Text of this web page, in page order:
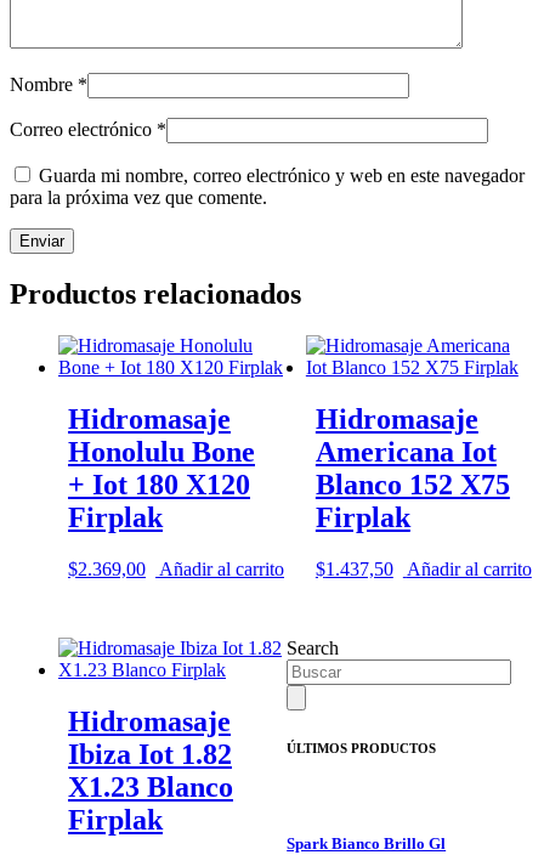
Nombre *
Correo electrónico *
Guarda mi nombre, correo electrónico y web en este navegador
para la próxima vez que comente.
Productos relacionados
Hidromasaje
Honolulu Bone
+ Iot 180 X120
Firplak
$2.369,00 Añadir al carrito
Hidromasaje
Americana Iot
Blanco 152 X75
Firplak
$1.437,50 Añadir al carrito
Hidromasaje
Ibiza Iot 1.82
X1.23 Blanco
Firplak
Search
ÚLTIMOS PRODUCTOS
Spark Bianco Brillo Gl